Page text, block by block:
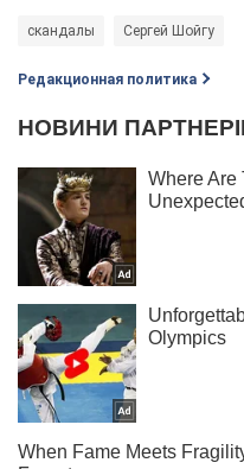
скандалы Сергей Шойгу
Редакционная политика